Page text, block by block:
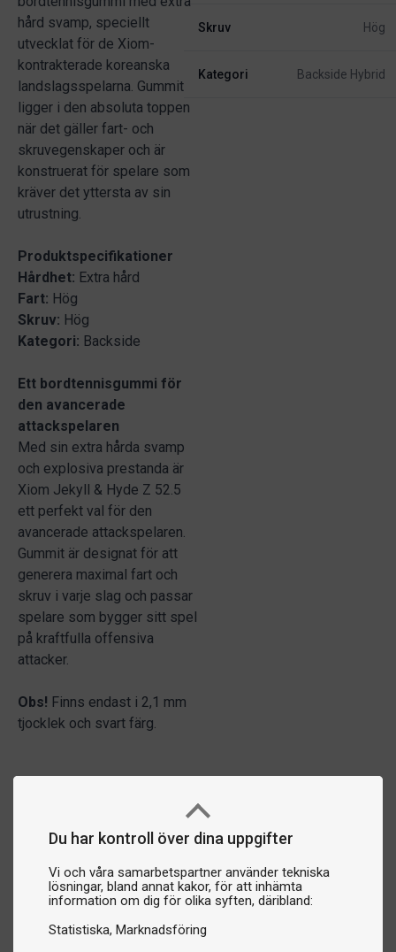
Du har kontroll över dina uppgifter
Vi och våra samarbetspartner använder tekniska
lösningar, bland annat kakor, för att inhämta
information om dig för olika syften, däribland:
Statistiska Marknadsföring
hård svamp, speciellt
utvecklat för de Xiom-
kontrakterade koreanska
landslagsspelarna. Gummit
ligger i den absoluta toppen
när det gäller fart- och
skruvegenskaper och är
konstruerat för spelare som
kräver det yttersta av sin
utrustning.
Produktspecifikationer
Hårdhet: Extra hård
Fart: Hög
Skruv: Hög
Kategori: Backside
Ett bordtennisgummi för
den avancerade
attackspelaren
Med sin extra hårda svamp
och explosiva prestanda är
Xiom Jekyll & Hyde Z 52.5
ett perfekt val för den
avancerade attackspelaren.
Gummit är designat för att
generera maximal fart och
skruv i varje slag och passar
spelare som bygger sitt spel
på kraftfulla offensiva
attacker.
Obs! Finns endast i 2,1 mm
tjocklek och svart färg.
Skruv Hög
Kategori Backside Hybrid